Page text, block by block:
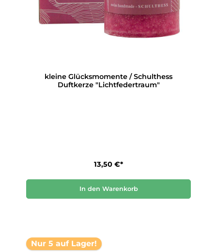
kleine Glücksmomente / Schulthess
Duftkerze "Lichtfedertraum"
13,50 €*
In den Warenkorb
Nur 5 auf Lager!